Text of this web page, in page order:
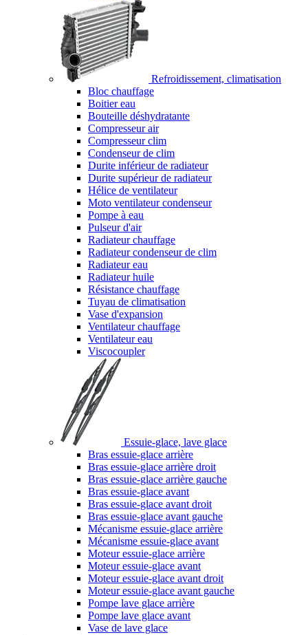
Refroidissement, climatisation
Bloc chauffage
Boitier eau
Bouteille déshydratante
Compresseur air
Compresseur clim
Condenseur de clim
Durite inférieur de radiateur
Durite supérieur de radiateur
Hélice de ventilateur
Moto ventilateur condenseur
Pompe à eau
Pulseur d'air
Radiateur chauffage
Radiateur condenseur de clim
Radiateur eau
Radiateur huile
Résistance chauffage
Tuyau de climatisation
Vase d'expansion
Ventilateur chauffage
Ventilateur eau
Viscocoupler
Essuie-glace, lave glace
Bras essuie-glace arrière
Bras essuie-glace arrière droit
Bras essuie-glace arrière gauche
Bras essuie-glace avant
Bras essuie-glace avant droit
Bras essuie-glace avant gauche
Mécanisme essuie-glace arrière
Mécanisme essuie-glace avant
Moteur essuie-glace arrière
Moteur essuie-glace avant
Moteur essuie-glace avant droit
Moteur essuie-glace avant gauche
Pompe lave glace arrière
Pompe lave glace avant
Vase de lave glace